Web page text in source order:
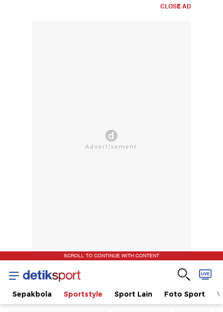
CLOSE AD
SCROLL TO CONTINUE WITH CONTENT
Sepakbola Sportstyle Sport Lain Foto Sport